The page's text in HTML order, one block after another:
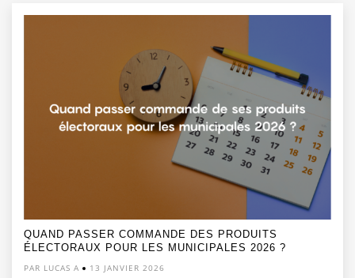
QUAND PASSER COMMANDE DES PRODUITS
ÉLECTORAUX POUR LES MUNICIPALES 2026 ?
PAR LUCAS A 13 JANVIER 2026